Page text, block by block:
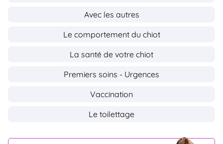
Avec les autres
Le comportement du chiot
La santé de votre chiot
Premiers soins - Urgences
Vaccination
Le toilettage